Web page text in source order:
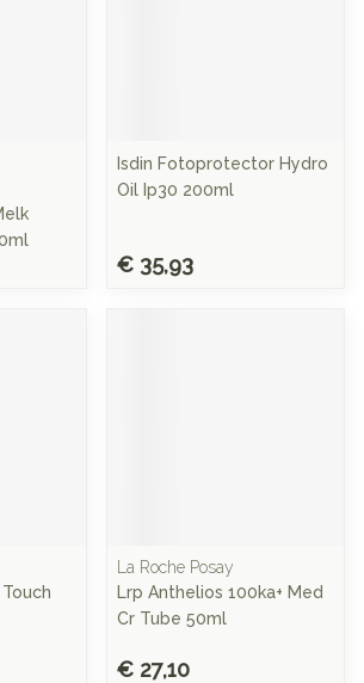
Isdin Fotoprotector Hydro
Oil Ip30 200ml
€ 35,93
La Roche Posay
Lrp Anthelios 100ka+ Med
Cr Tube 50ml
€ 27,10